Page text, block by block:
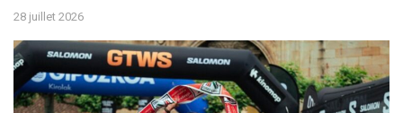
28 juillet 2026